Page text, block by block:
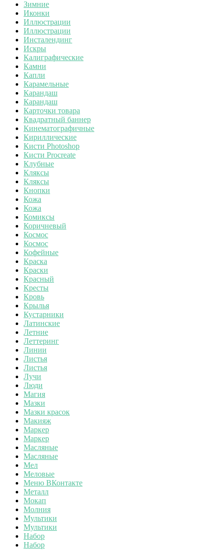
Зимние
Иконки
Иллюстрации
Иллюстрации
Инсталендинг
Искры
Калиграфические
Камни
Капли
Карамельные
Карандаш
Карандаш
Карточки товара
Квадратный баннер
Кинематографичные
Кириллические
Кисти Photoshop
Кисти Procreate
Клубные
Кляксы
Кляксы
Кнопки
Кожа
Кожа
Комиксы
Коричневый
Космос
Космос
Кофейные
Краска
Краски
Красный
Кресты
Кровь
Крылья
Кустарники
Латинские
Летние
Леттеринг
Линии
Листья
Листья
Лучи
Люди
Магия
Мазки
Мазки красок
Макияж
Маркер
Маркер
Масляные
Масляные
Мел
Меловые
Меню ВКонтакте
Металл
Мокап
Молния
Мультики
Мультики
Набор
Набор